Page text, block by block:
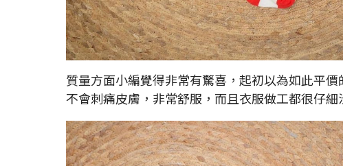
質量方面小編覺得非常有驚喜，起初以為如此平
不會刺痛皮膚，非常舒服，而且衣服做工都很仔